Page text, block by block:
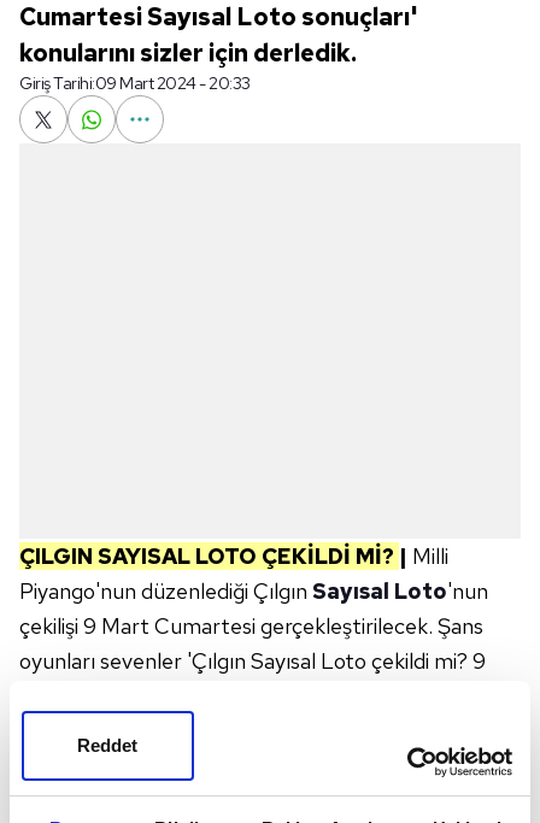
Reddet
Cumartesi Sayısal Loto sonuçları'
konularını sizler için derledik.
Giriş Tarihi:09 Mart 2024 - 20:33
ÇILGIN SAYISAL LOTO ÇEKİLDİ Mİ? | Milli
Piyango'nun düzenlediği Çılgın Sayısal Loto'nun
çekilişi 9 Mart Cumartesi gerçekleştirilecek. Şans
oyunları sevenler 'Çılgın Sayısal Loto çekildi mi? 9
pazartesi, çarşamba ve cumartesi günleri
gerçekleştiriliyor. İşte 9 Mart Cumartesi Çılgın